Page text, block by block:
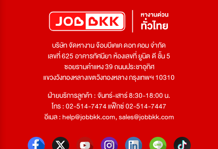
บริษัท จัดหางาน จ๊อบบีเคเค ดอท คอม จำกัด
เลขที่ 625 อาคารทัศนียา ห้องเลขที่ ยูนิต ดี ชั้น 5
ซอยรามคำแหง 39 ถนนประชาอุทิศ
แขวงวังทองหลางเขตวังทองหลาง กรุงเทพฯ 10310
ฝ่ายบริการลูกค้า : จันทร์-เสาร์ 8:30-18:00 น.
โทร : 02-514-7474 แฟ็กซ์ 02-514-7447
อีเมล :help@jobbkk.com,sales@jobbkk.com